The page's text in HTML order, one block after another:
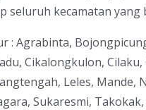
seluruh kecamatan yang
: Agrabinta,
Cikalongkulon,
Leles, Mande,
Sukaresmi,